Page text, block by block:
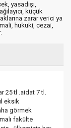
yasadışı,
küçük
zarar verici ya
hukuki, cezai,
25 tl .aidat 7 tl.
eksik
görmek
fakülte